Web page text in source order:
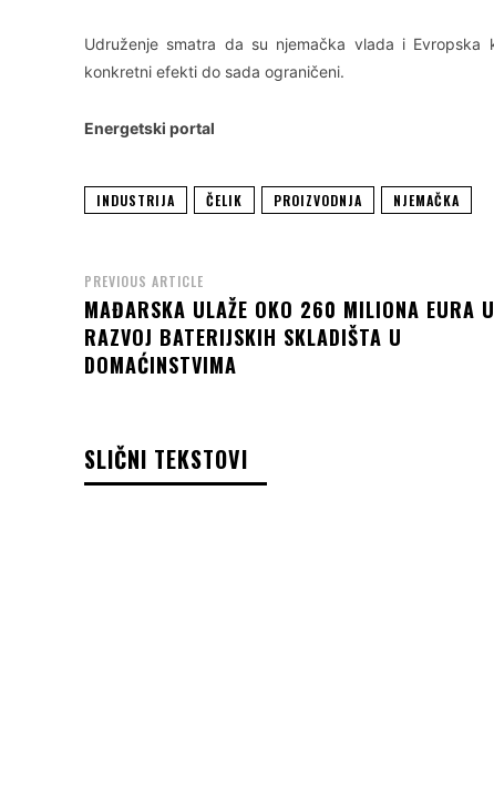
Udruženje smatra da su njemačka vlada i
konkretni efekti do sada ograničeni.
Energetski portal
INDUSTRIJA ČELIK PROIZVODNJA NJEMAČKA
PREVIOUS ARTICLE
MAĐARSKA ULAŽE OKO 260 MILIONA EURA U
RAZVOJ BATERIJSKIH SKLADIŠTA U
DOMAĆINSTVIMA
SLIČNI TEKSTOVI